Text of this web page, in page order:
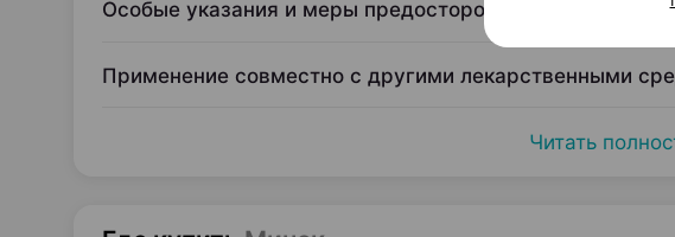
Особые указания и меры предосторожности
Применение совместно с другими лекарственными
Читать